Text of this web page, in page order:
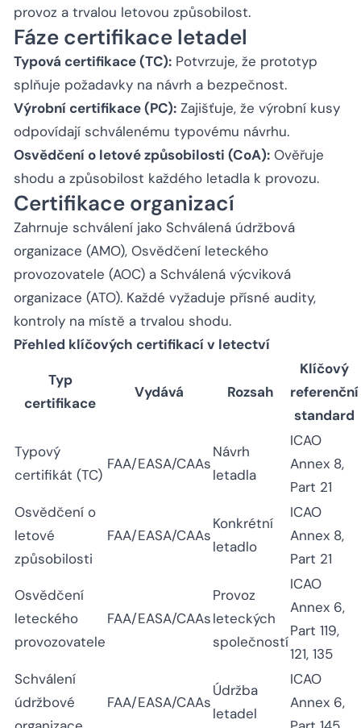
provoz a trvalou letovou způsobilost.
Fáze certifikace letadel
Typová certifikace (TC): Potvrzuje, že prototyp
splňuje požadavky na návrh a bezpečnost.
Výrobní certifikace (PC): Zajišťuje, že výrobní kusy
odpovídají schválenému typovému návrhu.
Osvědčení o letové způsobilosti (CoA): Ověřuje
shodu a způsobilost každého letadla k provozu.
Certifikace organizací
Zahrnuje schválení jako Schválená údržbová
organizace (AMO), Osvědčení leteckého
provozovatele (AOC) a Schválená výcviková
organizace (ATO). Každé vyžaduje přísné audity,
kontroly na místě a trvalou shodu.
Přehled klíčových certifikací v letectví
Typ
certifikace
Vydává Rozsah
Klíčový
referenční
standard
Typový
certifikát (TC)
FAA/EASA/CAAs
Návrh
letadla
ICAO
Annex 8,
Part 21
Osvědčení o
letové
způsobilosti
FAA/EASA/CAAs
Konkrétní
letadlo
ICAO
Annex 8,
Part 21
Osvědčení
leteckého
provozovatele
FAA/EASA/CAAs
Provoz
leteckých
společností
ICAO
Annex 6,
Part 119,
121, 135
Schválení
údržbové
FAA/EASA/CAAs
Údržba
letadel
ICAO
Annex 6,